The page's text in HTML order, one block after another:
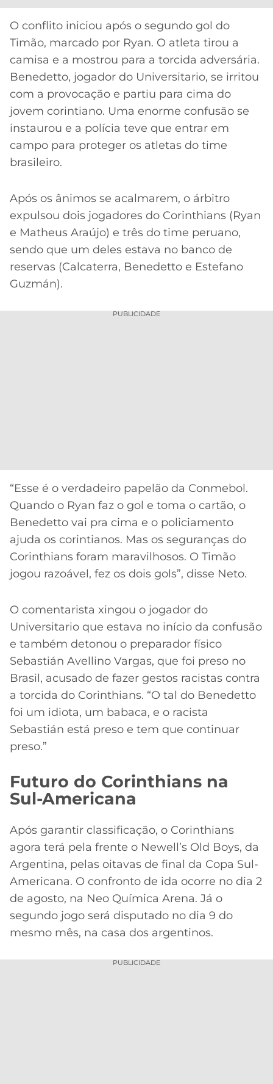
ONLINE
2026
GRÊMIO
ATLÉTICO
MG
CRUZEIRO
LALIGA
O conflito iniciou após o segundo gol do
Timão, marcado por Ryan. O atleta tirou a
camisa e a mostrou para a torcida adversária.
Benedetto, jogador do Universitario, se irritou
com a provocação e partiu para cima do
jovem corintiano. Uma enorme confusão se
instaurou e a polícia teve que entrar em
campo para proteger os atletas do time
brasileiro.
Após os ânimos se acalmarem, o árbitro
expulsou dois jogadores do Corinthians (Ryan
e Matheus Araújo) e três do time peruano,
sendo que um deles estava no banco de
reservas (Calcaterra, Benedetto e Estefano
Guzmán).
PUBLICIDADE
“Esse é o verdadeiro papelão da Conmebol.
Quando o Ryan faz o gol e toma o cartão, o
Benedetto vai pra cima e o policiamento
ajuda os corintianos. Mas os seguranças do
Corinthians foram maravilhosos. O Timão
jogou razoável, fez os dois gols”, disse Neto.
O comentarista xingou o jogador do
Universitario que estava no início da confusão
e também detonou o preparador físico
Sebastián Avellino Vargas, que foi preso no
Brasil, acusado de fazer gestos racistas contra
a torcida do Corinthians. “O tal do Benedetto
foi um idiota, um babaca, e o racista
Sebastián está preso e tem que continuar
preso.”
Futuro do Corinthians na
Sul-Americana
Após garantir classificação, o Corinthians
agora terá pela frente o Newell’s Old Boys, da
Argentina, pelas oitavas de final da Copa Sul-
Americana. O confronto de ida ocorre no dia 2
de agosto, na Neo Química Arena. Já o
segundo jogo será disputado no dia 9 do
mesmo mês, na casa dos argentinos.
PUBLICIDADE